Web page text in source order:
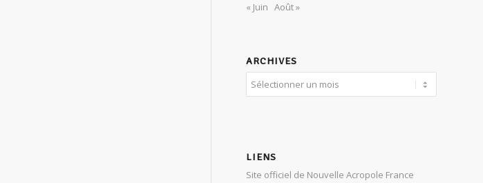
« Juin Août »
ARCHIVES
LIENS
Site officiel de Nouvelle Acropole France